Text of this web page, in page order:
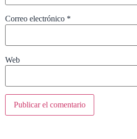
Correo electrónico *
Web